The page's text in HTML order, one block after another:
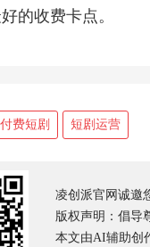
的收费卡点。
付费短剧 短剧运营
凌创派官网诚邀
版权声明：倡导
本文由AI辅助创